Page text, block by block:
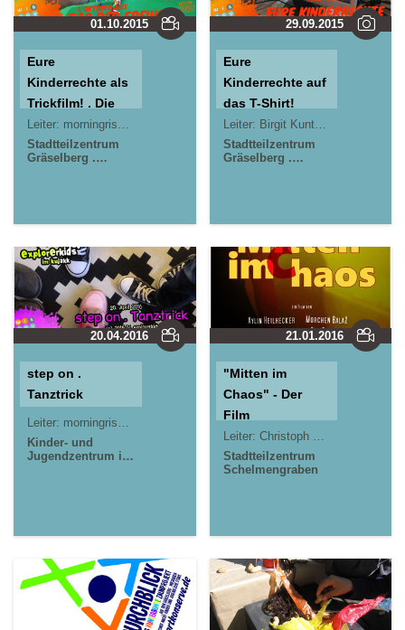
01.10.2015
Eure
Kinderrechte als
Trickfilm! . Die
Mauer muss
Weg!
Leiter: morningrise* . jOrn
Jörn Lauterbach
Stadtteilzentrum
Gräselberg .
29.09.2015
Eure
Kinderrechte auf
das T-Shirt!
Leiter: Birgit Kuntze
Stadtteilzentrum
Gräselberg .
20.04.2016
step on .
Tanztrick
Leiter: morningrise* . jOrn
Jörn Lauterbach
Kinder- und
Jugendzentrum in
21.01.2016
"Mitten im
Chaos" - Der
Film
Leiter: Christoph Ternes (STZ Schelmengraben)
Stadtteilzentrum
Schelmengraben